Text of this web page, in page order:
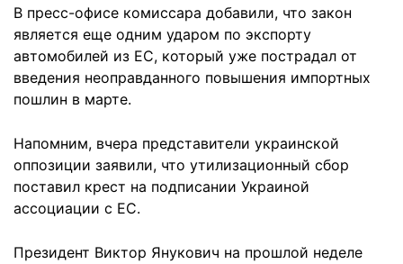
В пресс-офисе комиссара добавили, что закон
является еще одним ударом по экспорту
автомобилей из ЕС, который уже пострадал от
введения неоправданного повышения импортных
пошлин в марте.
Напомним, вчера представители украинской
оппозиции заявили, что утилизационный сбор
поставил крест на подписании Украиной
ассоциации с ЕС.
Президент Виктор Янукович на прошлой неделе